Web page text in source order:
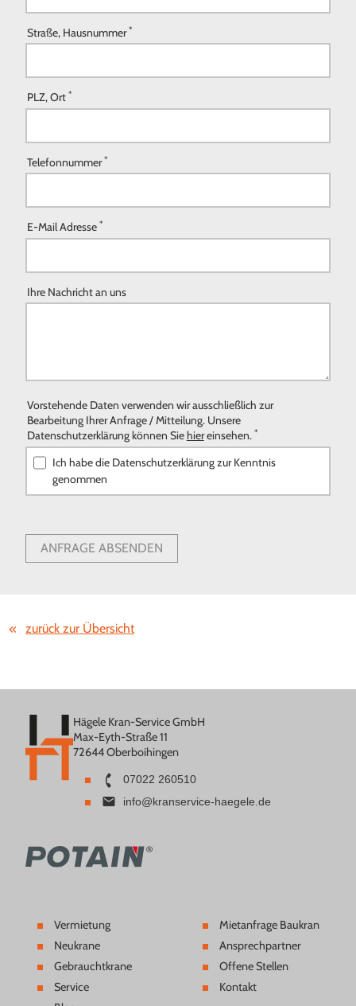
Straße, Hausnummer*
PLZ, Ort *
Telefonnummer*
E-Mail Adresse *
Ihre Nachricht an uns
Vorstehende Daten verwenden wir ausschließlich zur
Bearbeitung Ihrer Anfrage / Mitteilung. Unsere
Datenschutzerklärung können Sie hiereinsehen. *
Ich habe die Datenschutzerklärung zur Kenntnis
genommen
ANFRAGE ABSENDEN
zurück zur Übersicht
Hägele Kran-Service GmbH
Max-Eyth-Straße 11
72644 Oberboihingen
07022 260510
info@kranservice-haegele.de
Vermietung
Neukrane
Gebrauchtkrane
Service
Mietanfrage Baukran
Ansprechpartner
Offene Stellen
Kontakt